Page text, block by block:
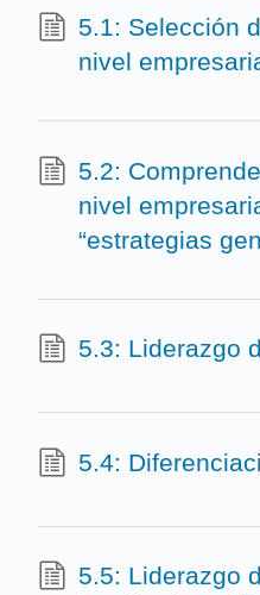
5.1: Selección
nivel
5.2:
nivel
“estrategias
5.3: Liderazgo
5.4:
5.5: Liderazgo